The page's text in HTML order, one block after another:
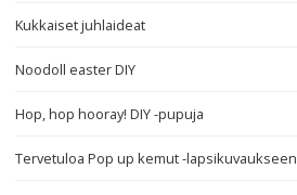
Kukkaiset juhlaideat
Noodoll easter DIY
Hop, hop hooray! DIY -pupuja
Tervetuloa Pop up kemut -lapsikuvaukseen